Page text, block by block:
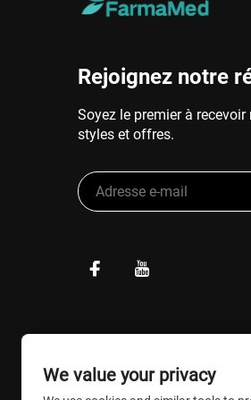
Rejoignez notre
Soyez le premier à recevoir
styles et offres.
We value your privacy